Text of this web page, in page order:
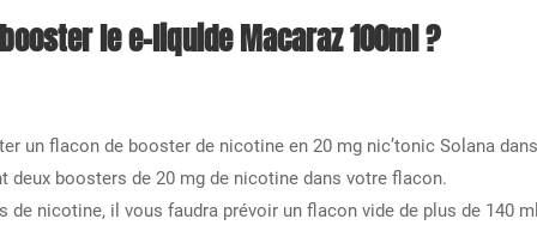
le e-liquide Macaraz 100ml ?
un flacon de booster de nicotine en 20 mg nic’tonic Solana
boosters de 20 mg de nicotine dans votre flacon.
nicotine, il vous faudra prévoir un flacon vide de plus de 140